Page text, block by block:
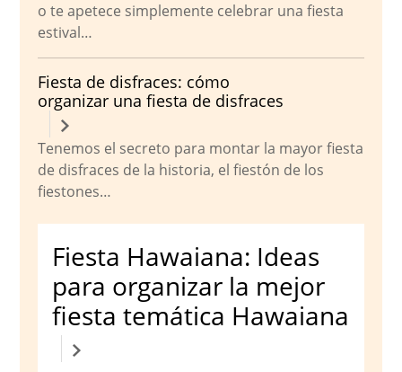
o te apetece simplemente celebrar una fiesta
estival…
Fiesta de disfraces: cómo
organizar una fiesta de disfraces
Tenemos el secreto para montar la mayor fiesta
de disfraces de la historia, el fiestón de los
fiestones…
Fiesta Hawaiana: Ideas
para organizar la mejor
fiesta temática Hawaiana